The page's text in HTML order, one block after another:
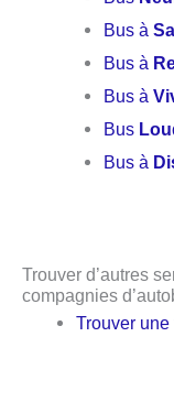
Bus à
Bus à
Bus à
Bus
Bus à
Trouver d’autres
compagnies
Trouver